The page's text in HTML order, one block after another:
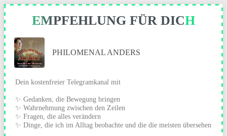
EMPFEHLUNG FÜR DICH
PHILOMENAL ANDERS
Dein kostenfreier Telegramkanal mit
✨ Gedanken, die Bewegung bringen
✨ Wahrnehmung zwischen den Zeilen
✨ Fragen, die alles verändern
✨ Dinge, die ich im Alltag beobachte und die die meisten übersehen